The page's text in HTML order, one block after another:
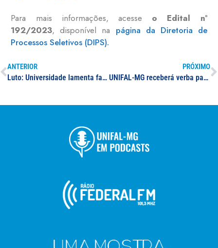
Para mais informações, acesse o Edital nº
192/2023, disponível na página da Diretoria de
Processos Seletivos (DIPS).
ANTERIOR
Luto: Universidade lamenta falecimento de Fátima de Souza, professora aposentada da UNIFAL-MG
PRÓXIMO
UNIFAL-MG receberá verba para fortalecimento no desenvolvimento de pesquisa e pós-graduação